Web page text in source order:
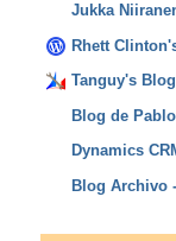
Jukka
Rhett
Tanguy's
Blog de
Dynamics
Blog Archivo